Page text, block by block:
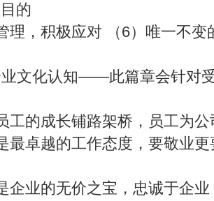
的
理，积极应对 （6）唯一不
文化认知——此篇章会针对
工的成长铺路架桥，员工为
最卓越的工作态度，要敬业
企业的无价之宝，忠诚于企